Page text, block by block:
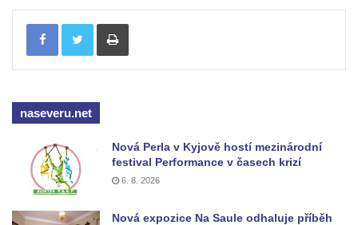
Českých Budějovicích
Budějovicích
kostela svaté Rodiny v Českých
Budějovicích
Socha S tebou v parku na Senovážném
náměstí v Českých Budějovicích
Tisknout
naseveru.net
Nová Perla v Kyjově hostí mezinárodní
festival Performance v časech krizí
6. 8. 2026
Nová expozice Na Saule odhaluje příběh